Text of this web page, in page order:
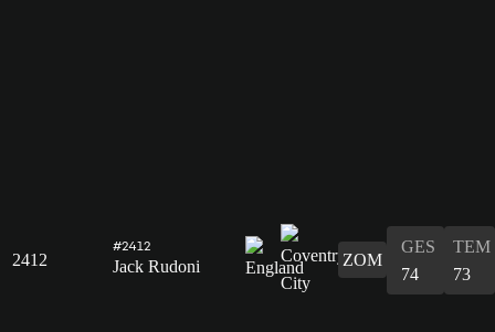
2412
#2412
Jack Rudoni ZOM
GES
74
TEM
73